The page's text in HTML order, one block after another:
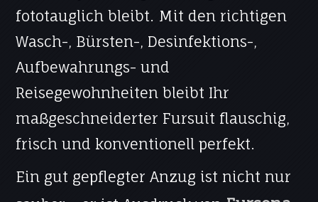
fototauglich bleibt. Mit den richtigen
Wasch-, Bürsten-, Desinfektions-,
Aufbewahrungs- und
Reisegewohnheiten bleibt Ihr
maßgeschneiderter Fursuit flauschig,
frisch und konventionell perfekt.
Ein gut gepflegter Anzug ist nicht nur